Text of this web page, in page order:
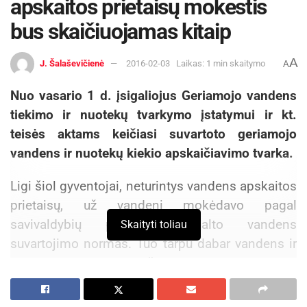
apskaitos prietaisų mokestis
bus skaičiuojamas kitaip
J. Šalaševičienė 2016-02-03 Laikas: 1 min skaitymo AA
Nuo vasario 1 d. įsigaliojus Geriamojo vandens
tiekimo ir nuotekų tvarkymo įstatymui ir kt.
teisės aktams keičiasi suvartoto geriamojo
vandens ir nuotekų kiekio apskaičiavimo tvarka.
Ligi šiol gyventojai, neturintys vandens apskaitos
prietaisų, už vandenį mokėdavo pagal
savivaldybių patvirtintas šalto vandens
suvartojimo normas. Tuo tarpu dabar vandens ir
savivaldybėje suvartojamo geriamojo vandens
kiekį gyventojui.
Skaityti toliau